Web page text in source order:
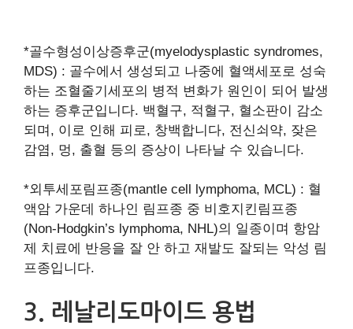
*골수형성이상증후군(myelodysplastic syndromes,
MDS) : 골수에서 생성되고 나중에 혈액세포로 성숙
하는 조혈줄기세포의 병적 변화가 원인이 되어 발생
하는 증후군입니다. 백혈구, 적혈구, 혈소판이 감소
되며, 이로 인해 피로, 창백합니다, 전신쇠약, 잦은
감염, 멍, 출혈 등의 증상이 나타날 수 있습니다.
*외투세포림프종(mantle cell lymphoma, MCL) : 혈
액암 가운데 하나인 림프종 중 비호지킨림프종
(Non-Hodgkin’s lymphoma, NHL)의 일종이며 항암
제 치료에 반응을 잘 안 하고 재발도 잘되는 악성 림
프종입니다.
3. 레날리도마이드 용법